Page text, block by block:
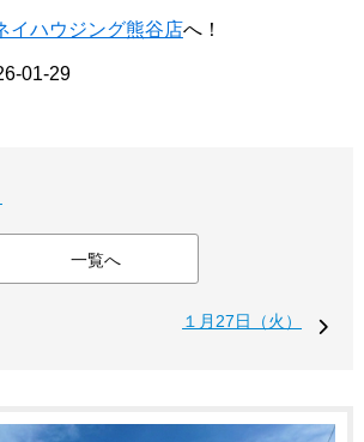
イハウジング熊谷店へ！
01-29
一覧へ
１月27日（火）